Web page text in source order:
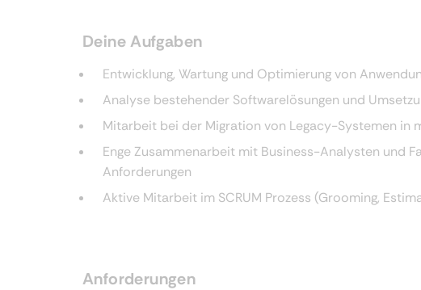
Deine Aufgaben
Entwicklung, Wartung und Optimierung von
Analyse bestehender Softwarelösungen und
Mitarbeit bei der Migration von Legacy-Systemen in
Enge Zusammenarbeit mit Business-Analysten und
Anforderungen
Aktive Mitarbeit im SCRUM Prozess (Grooming,
Anforderungen